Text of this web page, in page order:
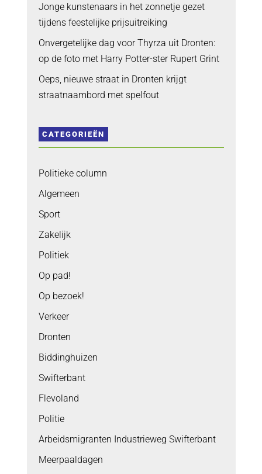
Jonge kunstenaars in het zonnetje gezet
tijdens feestelijke prijsuitreiking
Onvergetelijke dag voor Thyrza uit Dronten:
op de foto met Harry Potter-ster Rupert Grint
Oeps, nieuwe straat in Dronten krijgt
straatnaambord met spelfout
CATEGORIEËN
Politieke column
Algemeen
Sport
Zakelijk
Politiek
Op pad!
Op bezoek!
Verkeer
Dronten
Biddinghuizen
Swifterbant
Flevoland
Politie
Arbeidsmigranten Industrieweg Swifterbant
Meerpaaldagen